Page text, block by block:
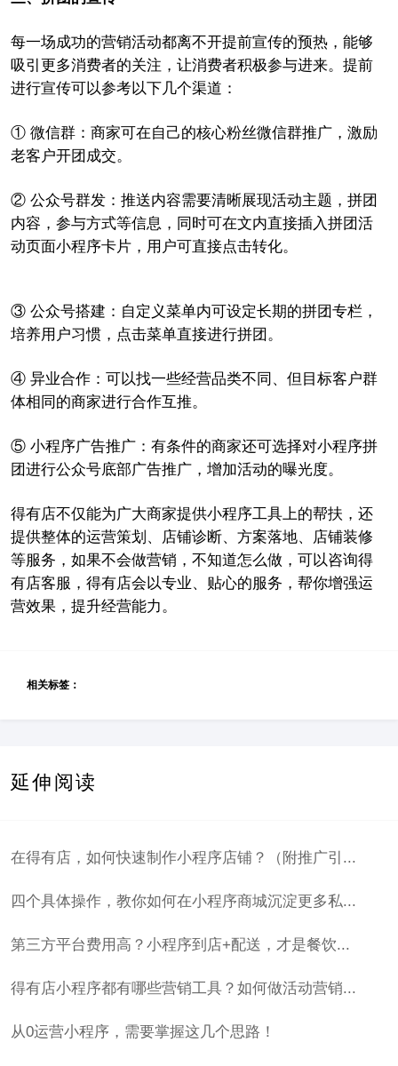
每一场成功的营销活动都离不开提前宣传的预热，能够
吸引更多消费者的关注，让消费者积极参与进来。提前
进行宣传可以参考以下几个渠道：
① 微信群：商家可在自己的核心粉丝微信群推广，激励
老客户开团成交。
② 公众号群发：推送内容需要清晰展现活动主题，拼团
内容，参与方式等信息，同时可在文内直接插入拼团活
动页面小程序卡片，用户可直接点击转化。
③ 公众号搭建：自定义菜单内可设定长期的拼团专栏，
培养用户习惯，点击菜单直接进行拼团。
④ 异业合作：可以找一些经营品类不同、但目标客户群
体相同 的商家进行合作互推。
⑤ 小程序广告推广：有条件的商家还可选择对小程序拼
团进行公众号底部广告推广，增加活动的曝光度。
得有店不仅能为广大商家提供小程序工具上的帮扶，还
提供整体的运营策划、店铺诊断、方案落地、店铺装修
等服务，如果不会做营销，不知道怎么做，可以咨询得
有店客服，得有店会以专业、贴心的服务，帮你增强运
营效果，提升经营能力。
相关标签：
延伸阅读
在得有店，如何快速制作小程序店铺？（附推广引...
四个具体操作，教你如何在小程序商城沉淀更多私...
第三方平台费用高？小程序到店+配送，才是餐饮...
得有店小程序都有哪些营销工具？如何做活动营销...
从0运营小程序，需要掌握这几个思路！